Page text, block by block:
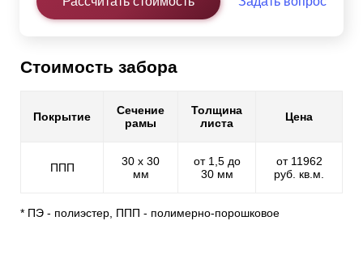
Стоимость забора
Покрытие
Сечение
рамы
Толщина
листа
Цена
ППП
30 х 30
мм
от 1,5 до
30 мм
от 11962
руб. кв.м.
* ПЭ - полиэстер, ППП - полимерно-порошковое